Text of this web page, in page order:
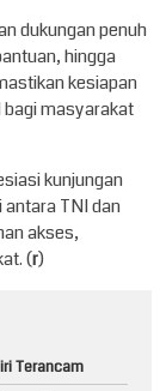
dukungan penuh
hingga
kesiapan
masyarakat
kunjungan
antara TNI dan
akses,
(r)
Terancam